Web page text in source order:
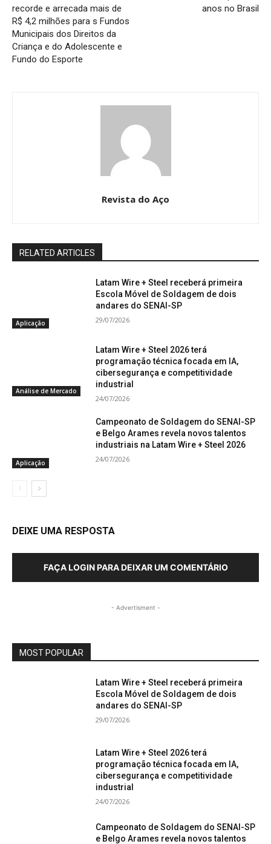
recorde e arrecada mais de
R$ 4,2 milhões para s Fundos
Municipais dos Direitos da
Criança e do Adolescente e
Fundo do Esporte
anos no Brasil
Revista do Aço
RELATED ARTICLES
Aplicação
Latam Wire + Steel receberá primeira
Escola Móvel de Soldagem de dois
andares do SENAI-SP
29/07/2026
Análise de Mercado
Latam Wire + Steel 2026 terá
programação técnica focada em IA,
cibersegurança e competitividade
industrial
24/07/2026
Aplicação
Campeonato de Soldagem do SENAI-SP
e Belgo Arames revela novos talentos
industriais na Latam Wire + Steel 2026
24/07/2026
DEIXE UMA RESPOSTA
FAÇA LOGIN PARA DEIXAR UM COMENTÁRIO
- Advertisment -
MOST POPULAR
Latam Wire + Steel receberá primeira
Escola Móvel de Soldagem de dois
andares do SENAI-SP
29/07/2026
Latam Wire + Steel 2026 terá
programação técnica focada em IA,
cibersegurança e competitividade
industrial
24/07/2026
Campeonato de Soldagem do SENAI-SP
e Belgo Arames revela novos talentos